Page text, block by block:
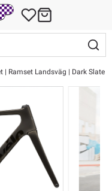
| Ramset Landsväg | Dark Slate